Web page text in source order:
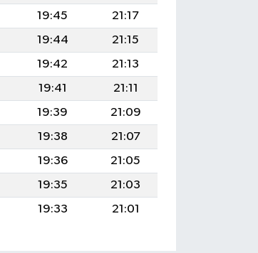
19:45
21:17
19:44
21:15
19:42
21:13
19:41
21:11
19:39
21:09
19:38
21:07
19:36
21:05
19:35
21:03
19:33 21:01